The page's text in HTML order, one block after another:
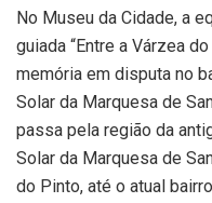
No Museu da Cidade, a
guiada “Entre a Várzea
memória em disputa no
Solar da Marquesa de
passa pela região da
Solar da Marquesa de
do Pinto, até o atual